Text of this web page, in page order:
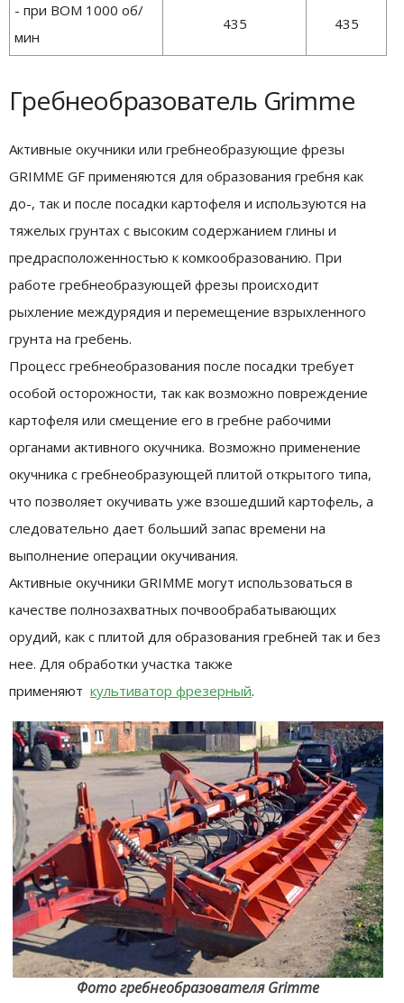
- при ВОМ 1000 об/
мин
435 435
Гребнеобразователь Grimme
Активные окучники или гребнеобразующие фрезы
GRIMME GF применяются для образования гребня как
до-, так и после посадки картофеля и используются на
тяжелых грунтах с высоким содержанием глины и
предрасположенностью к комкообразованию. При
работе гребнеобразующей фрезы происходит
рыхление междурядия и перемещение взрыхленного
грунта на гребень.
Процесс гребнеобразования после посадки требует
особой осторожности, так как возможно повреждение
картофеля или смещение его в гребне рабочими
органами активного окучника. Возможно применение
окучника с гребнеобразующей плитой открытого типа,
что позволяет окучивать уже взошедший картофель, а
следовательно дает больший запас времени на
выполнение операции окучивания.
Активные окучники GRIMME могут использоваться в
качестве полнозахватных почвообрабатывающих
орудий, как с плитой для образования гребней так и без
нее. Для обработки участка также
применяют культиватор фрезерный.
Фото гребнеобразователя Grimme